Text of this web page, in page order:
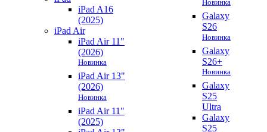
iPad A16
(2025)
iPad Air
iPad Air 11"
(2026)
Новинка
iPad Air 13"
(2026)
Новинка
iPad Air 11"
(2025)
Новинка
Galaxy
S26
Новинка
Galaxy
S26+
Новинка
Galaxy
S25
Ultra
Galaxy
S25